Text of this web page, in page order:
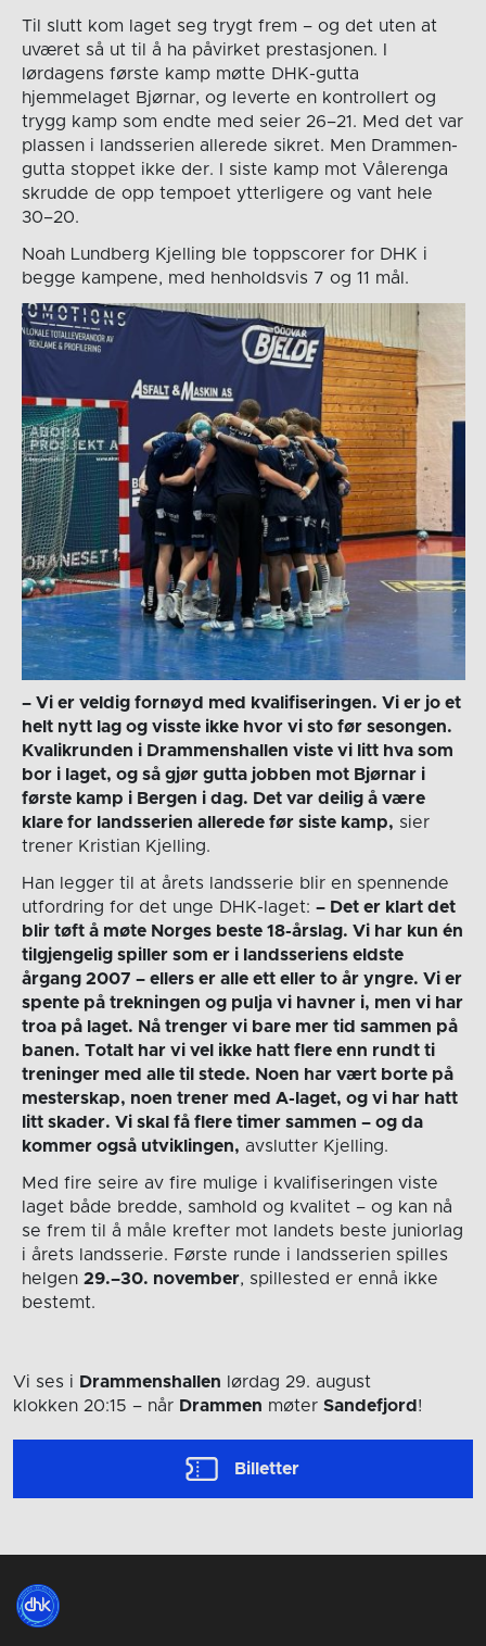
Til slutt kom laget seg trygt frem – og det uten at
uværet så ut til å ha påvirket prestasjonen. I
lørdagens første kamp møtte DHK-gutta
hjemmelaget Bjørnar, og leverte en kontrollert og
trygg kamp som endte med seier 26–21. Med det var
plassen i landsserien allerede sikret. Men Drammen-
gutta stoppet ikke der. I siste kamp mot Vålerenga
skrudde de opp tempoet ytterligere og vant hele
30–20.
Noah Lundberg Kjelling ble toppscorer for DHK i
begge kampene, med henholdsvis 7 og 11 mål.
– Vi er veldig fornøyd med kvalifiseringen. Vi er jo et
helt nytt lag og visste ikke hvor vi sto før sesongen.
Kvalikrunden i Drammenshallen viste vi litt hva som
bor i laget, og så gjør gutta jobben mot Bjørnar i
første kamp i Bergen i dag. Det var deilig å være
klare for landsserien allerede før siste kamp, sier
trener Kristian Kjelling.
Han legger til at årets landsserie blir en spennende
utfordring for det unge DHK-laget: – Det er klart det
blir tøft å møte Norges beste 18-årslag. Vi har kun én
tilgjengelig spiller som er i landsseriens eldste
årgang 2007 – ellers er alle ett eller to år yngre. Vi er
spente på trekningen og pulja vi havner i, men vi har
troa på laget. Nå trenger vi bare mer tid sammen på
banen. Totalt har vi vel ikke hatt flere enn rundt ti
treninger med alle til stede. Noen har vært borte på
mesterskap, noen trener med A-laget, og vi har hatt
litt skader. Vi skal få flere timer sammen – og da
kommer også utviklingen, avslutter Kjelling.
Med fire seire av fire mulige i kvalifiseringen viste
laget både bredde, samhold og kvalitet – og kan nå
se frem til å måle krefter mot landets beste juniorlag
i årets landsserie. Første runde i landsserien spilles
helgen 29.–30. november, spillested er ennå ikke
bestemt.
Vi ses i Drammenshallen lørdag 29. august
klokken 20:15 – når Drammen møter Sandefjord !
Billetter